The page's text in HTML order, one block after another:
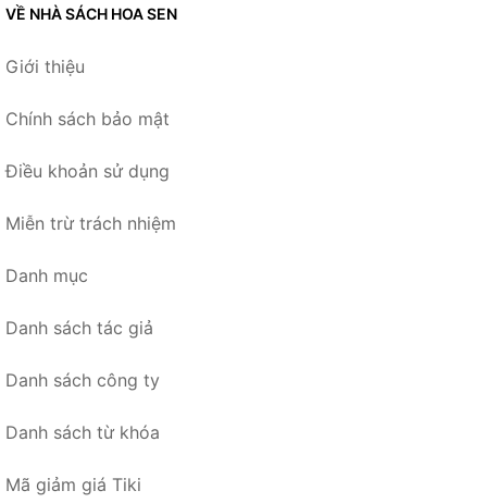
VỀ NHÀ SÁCH HOA SEN
Giới thiệu
Chính sách bảo mật
Điều khoản sử dụng
Miễn trừ trách nhiệm
Danh mục
Danh sách tác giả
Danh sách công ty
Danh sách từ khóa
Mã giảm giá Tiki